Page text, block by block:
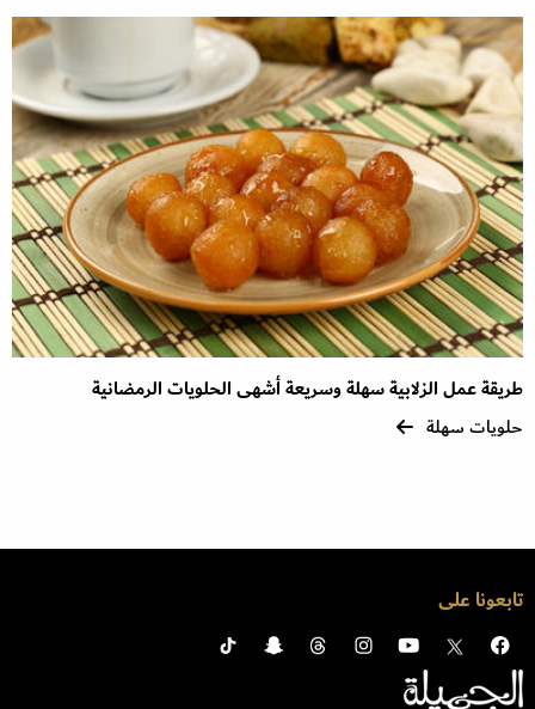
طريقة عمل الزلابية سهلة وسريعة أشهى الحلويات الرمضانية
حلويات سهلة
تابعونا على